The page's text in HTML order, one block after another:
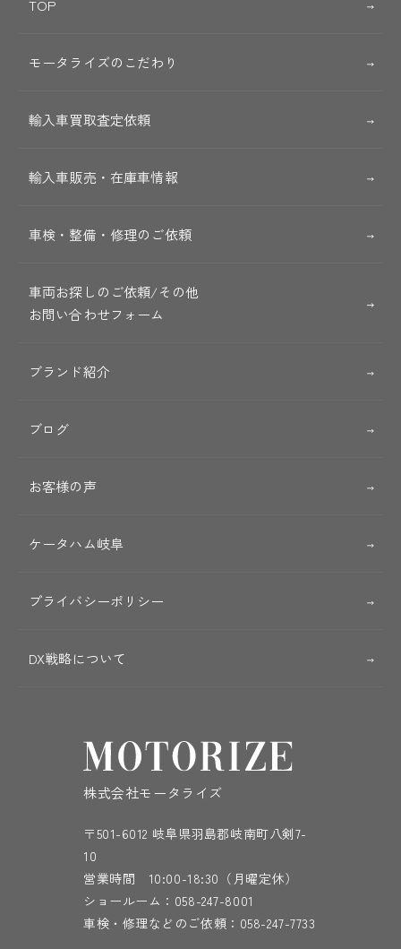
TOP
モータライズのこだわり
輸入車買取査定依頼
輸入車販売・在庫車情報
車検・整備・修理のご依頼
車両お探しのご依頼/その他
お問い合わせフォーム
ブランド紹介
ブログ
お客様の声
ケータハム岐阜
プライバシーポリシー
DX戦略について
株式会社モータライズ
〒501-6012 岐阜県羽島郡岐南町八剣7-
10
営業時間 10:00-18:30（月曜定休）
ショールーム： 058-247-8001
車検・修理などのご依頼： 058-247-7733